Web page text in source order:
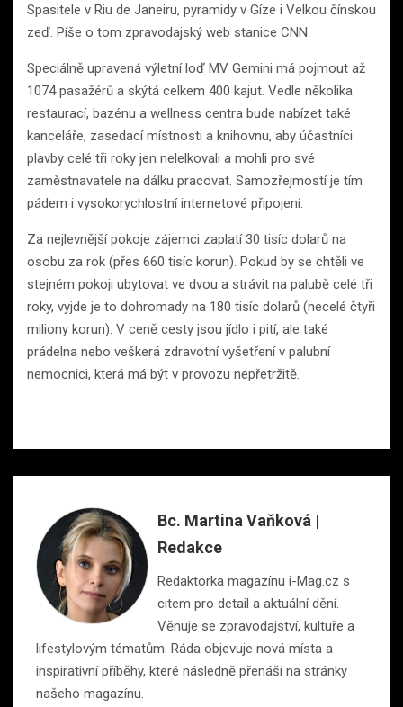
Spasitele v Riu de Janeiru, pyramidy v Gíze i Velkou čínskou
zeď. Píše o tom zpravodajský web stanice CNN.
Speciálně upravená výletní loď MV Gemini má pojmout až
1074 pasažérů a skýtá celkem 400 kajut. Vedle několika
restaurací, bazénu a wellness centra bude nabízet také
kanceláře, zasedací místnosti a knihovnu, aby účastníci
plavby celé tři roky jen nelelkovali a mohli pro své
zaměstnavatele na dálku pracovat. Samozřejmostí je tím
pádem i vysokorychlostní internetové připojení.
Za nejlevnější pokoje zájemci zaplatí 30 tisíc dolarů na
osobu za rok (přes 660 tisíc korun). Pokud by se chtěli ve
stejném pokoji ubytovat ve dvou a strávit na palubě celé tři
roky, vyjde je to dohromady na 180 tisíc dolarů (necelé čtyři
miliony korun). V ceně cesty jsou jídlo i pití, ale také
prádelna nebo veškerá zdravotní vyšetření v palubní
nemocnici, která má být v provozu nepřetržitě.
Bc. Martina Vaňková |
Redakce
Redaktorka magazínu i-Mag.cz s
citem pro detail a aktuální dění.
Věnuje se zpravodajství, kultuře a
lifestylovým tématům. Ráda objevuje nová místa a
inspirativní příběhy, které následně přenáší na stránky
našeho magazínu.